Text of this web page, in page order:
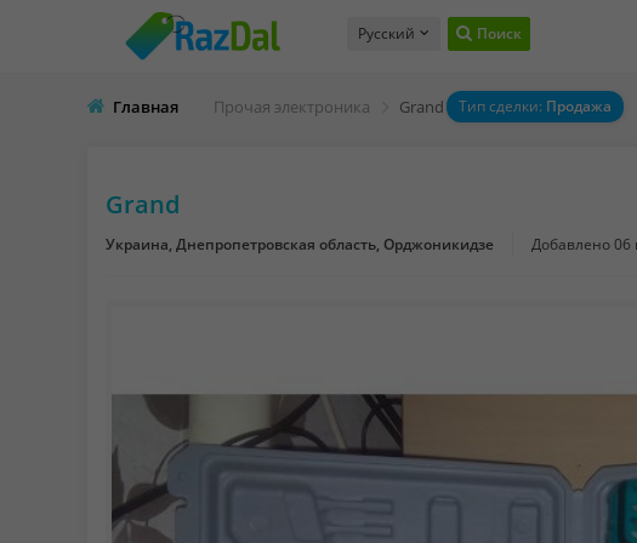
Русский Поиск
Главная Прочая электроника Grand Тип сделки: Продажа
Grand
Украина, Днепропетровская область, Орджоникидзе Добавлено06